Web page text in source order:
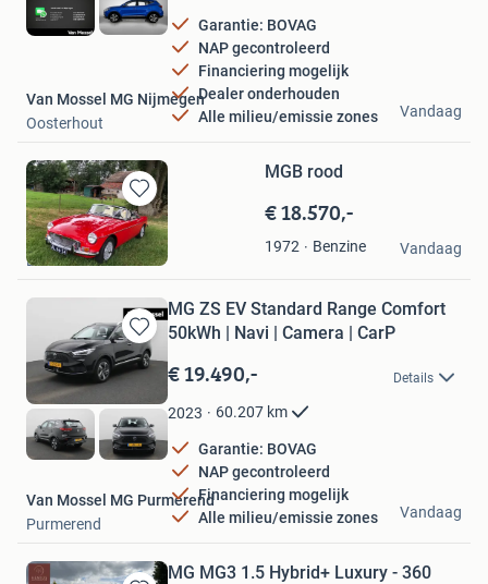
Garantie: BOVAG
NAP gecontroleerd
Financiering mogelijk
Dealer onderhouden
Alle milieu/emissie zones
Van Mossel MG Nijmegen
Oosterhout
Vandaag
Bewaren
in
Mijn
Favorieten
MGB rood
€ 18.570,-
1972 Benzine
jansen
Elst
Vandaag
Bewaren
in
Mijn
Favorieten
MG ZS EV Standard Range Comfort
50kWh | Navi | Camera | CarP
€ 19.490,- Details
2023 60.207 km
Garantie: BOVAG
NAP gecontroleerd
Financiering mogelijk
Alle milieu/emissie zones
Van Mossel MG Purmerend
Purmerend
Vandaag
MG MG3 1.5 Hybrid+ Luxury - 360